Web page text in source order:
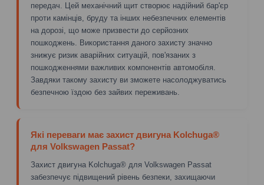
передач. Цей механічний щит створює надійний бар'єр
проти камінців, бруду та інших небезпечних елементів
на дорозі, що може призвести до серйозних
пошкоджень. Використання даного захисту значно
знижує ризик аварійних ситуацій, пов'язаних з
пошкодженнями важливих компонентів автомобіля.
Завдяки такому захисту ви зможете насолоджуватись
безпечною їздою без зайвих переживань.
Які переваги має захист двигуна Kolchuga®
для Volkswagen Passat?
Захист двигуна Kolchuga® для Volkswagen Passat
забезпечує підвищений рівень безпеки, захищаючи